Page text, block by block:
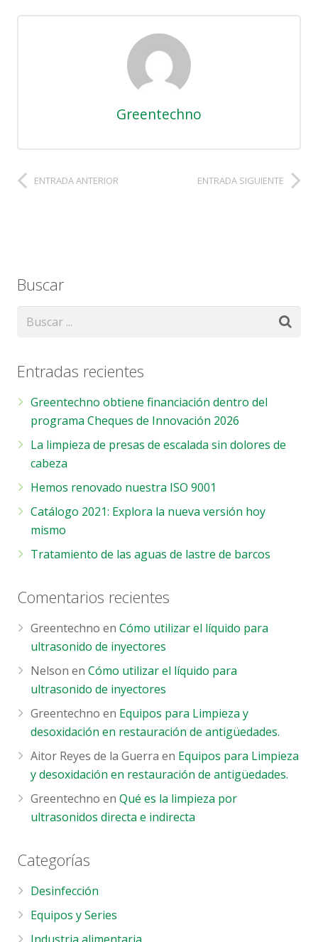
Greentechno
ENTRADA ANTERIOR ENTRADA SIGUIENTE
Buscar
Entradas recientes
Greentechno obtiene financiación dentro del
programa Cheques de Innovación 2026
La limpieza de presas de escalada sin dolores de
cabeza
Hemos renovado nuestra ISO 9001
Catálogo 2021: Explora la nueva versión hoy
mismo
Tratamiento de las aguas de lastre de barcos
Comentarios recientes
Greentechno enCómo utilizar el líquido para
ultrasonido de inyectores
Nelson enCómo utilizar el líquido para
ultrasonido de inyectores
Greentechno en Equipos para Limpieza y
desoxidación en restauración de antigüedades.
Aitor Reyes de la Guerra en Equipos para Limpieza
y desoxidación en restauración de antigüedades.
Greentechno enQué es la limpieza por
ultrasonidos directa e indirecta
Categorías
Desinfección
Equipos y Series